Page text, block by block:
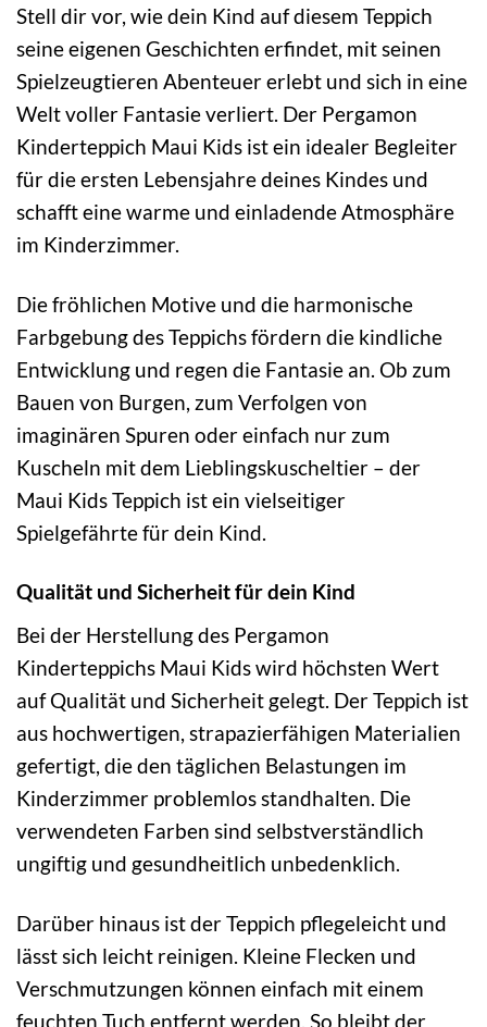
Stell dir vor, wie dein Kind auf diesem Teppich
seine eigenen Geschichten erfindet, mit seinen
Spielzeugtieren Abenteuer erlebt und sich in eine
Welt voller Fantasie verliert. Der Pergamon
Kinderteppich Maui Kids ist ein idealer Begleiter
für die ersten Lebensjahre deines Kindes und
schafft eine warme und einladende Atmosphäre
im Kinderzimmer.
Die fröhlichen Motive und die harmonische
Farbgebung des Teppichs fördern die kindliche
Entwicklung und regen die Fantasie an. Ob zum
Bauen von Burgen, zum Verfolgen von
imaginären Spuren oder einfach nur zum
Kuscheln mit dem Lieblingskuscheltier – der
Maui Kids Teppich ist ein vielseitiger
Spielgefährte für dein Kind.
Qualität und Sicherheit für dein Kind
Bei der Herstellung des Pergamon
Kinderteppichs Maui Kids wird höchsten Wert
auf Qualität und Sicherheit gelegt. Der Teppich ist
aus hochwertigen, strapazierfähigen Materialien
gefertigt, die den täglichen Belastungen im
Kinderzimmer problemlos standhalten. Die
verwendeten Farben sind selbstverständlich
ungiftig und gesundheitlich unbedenklich.
Darüber hinaus ist der Teppich pflegeleicht und
lässt sich leicht reinigen. Kleine Flecken und
Verschmutzungen können einfach mit einem
feuchten Tuch entfernt werden. So bleibt der